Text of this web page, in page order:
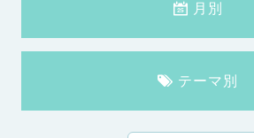
月別
テーマ別